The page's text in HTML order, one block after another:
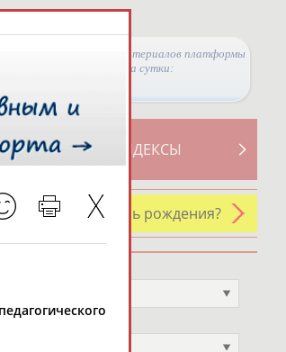
Просмотры материалов платформы
за сутки:
СВОДНЫЕ ИНДЕКСЫ
У кого сегодня день рождения?